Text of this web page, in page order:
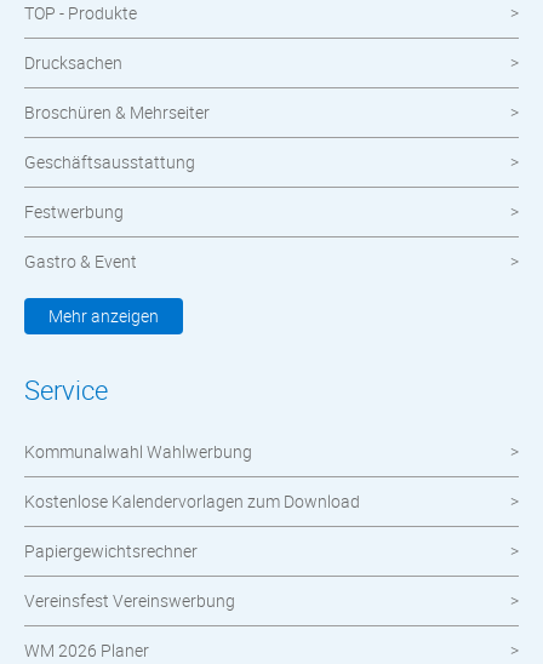
TOP - Produkte
Drucksachen
Broschüren & Mehrseiter
Geschäftsausstattung
Festwerbung
Gastro & Event
Kleidung & Textilien
meinOrt
Nachhaltige Produkte
Wahlen
Neuheiten im Shop
Mehr anzeigen
Service
Kommunalwahl Wahlwerbung
Kostenlose Kalendervorlagen zum Download
Papiergewichtsrechner
Vereinsfest Vereinswerbung
WM 2026 Planer